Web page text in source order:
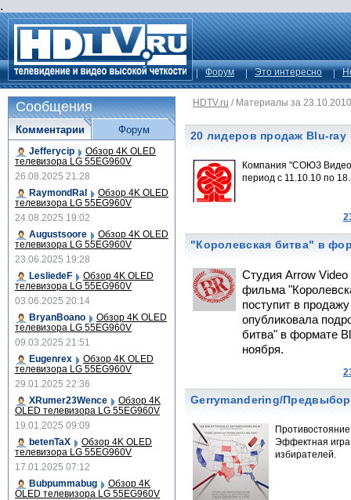
.
Форум Это интересно
HDTV.ru / Материалы за 23.10.2010
20 лидеров продаж Blu-ray
Компания "СОЮЗ
период с 11.10.10 по
"Королевская битва" в
Студия Arrow Video
фильма
поступит в
опубликовала
битва" в формате
ноября.
Gerrymandering/
Эффектная
избирателей.
Сообщения
Комментарии
Jefferycip Обзор 4K OLED
телевизора LG 55EG960V
26.08.2025 21:28
RaymondRal
Обзор 4K OLED
телевизора LG 55EG960V
24.08.2025 19:02
Augustsoore
Обзор 4K OLED
телевизора LG 55EG960V
23.06.2025 19:28
LesliedeF
Обзор 4K OLED
телевизора LG 55EG960V
03.06.2025 20:14
BryanBoano
Обзор 4K OLED
телевизора LG 55EG960V
09.03.2025 21:51
Eugenrex
Обзор 4K OLED
телевизора LG 55EG960V
29.01.2025 22:36
XRumer23Wence
Обзор 4K
OLED телевизора LG 55EG960V
19.01.2025 09:09
betenTaX
Обзор 4K OLED
телевизора LG 55EG960V
17.01.2025 07:12
Bubpummabug
Обзор 4K
OLED телевизора LG 55EG960V
Форум